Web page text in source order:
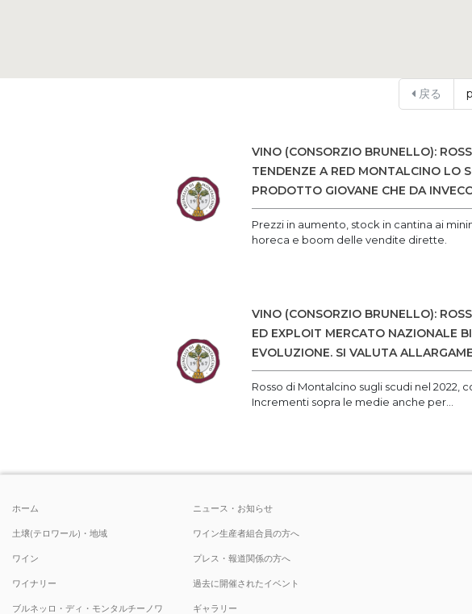
戻る
VINO (CONSORZIO BRUNELLO):
TENDENZE A RED MONTALCINO LO
PRODOTTO GIOVANE CHE DA
Prezzi in aumento, stock in cantina ai
horeca e boom delle vendite dirette.
VINO (CONSORZIO BRUNELLO):
ED EXPLOIT MERCATO NAZIONALE
EVOLUZIONE. SI VALUTA
Rosso di Montalcino sugli scudi nel 2022,
Incrementi sopra le medie anche per...
ホーム
土壌(テロワール)・地域
ワイン
ワイナリー
ブルネッロ・ディ・モンタルチーノワ
ニュース・お知らせ
ワイン生産者組合員の方へ
プレス・報道関係の方へ
過去に開催されたイベント
ギャラリー